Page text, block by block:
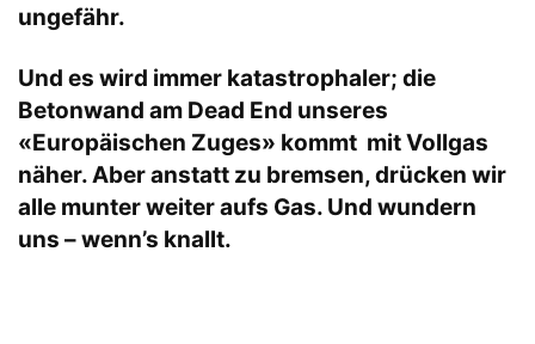
ungefähr.
Und es wird immer katastrophaler; die
Betonwand am Dead End unseres
«Europäischen Zuges» kommt mit Vollgas
näher. Aber anstatt zu bremsen, drücken wir
alle munter weiter aufs Gas. Und wundern
uns – wenn’s knallt.